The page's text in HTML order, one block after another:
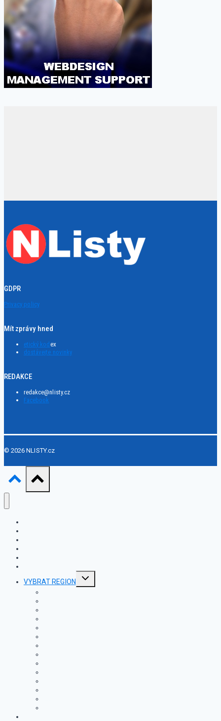
GDPR
Privacy policy
Mít zprávy hned
etický kod ex
dostávejte novinky
REDAKCE
redakce@nlisty.cz
Facebook
© 2026 NLISTY.cz
VYBRAT REGION
Toggle
child